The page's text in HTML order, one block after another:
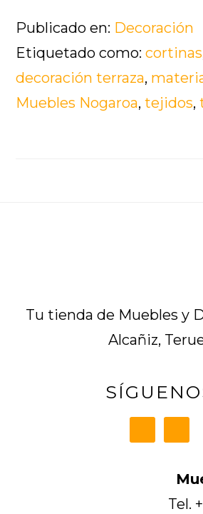
Publicado en: Decoración
Etiquetado como:cortinas
decoración terraza,
Muebles Nogaroa,tejidos,
Tu tienda de Muebles y
Alcañiz,
Tel.